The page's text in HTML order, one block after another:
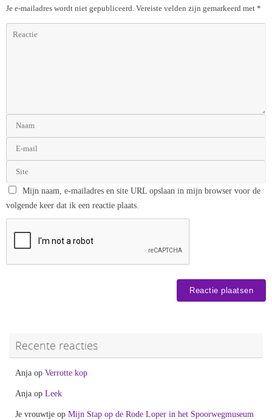
Je e-mailadres wordt niet gepubliceerd. Vereiste velden zijn gemarkeerd met *
Mijn naam, e-mailadres en site URL opslaan in mijn browser voor de
volgende keer dat ik een reactie plaats.
Recente reacties
Anja op Verrotte kop
Anja op Leek
Je vrouwtje op Mijn Stap op de Rode Loper in het Spoorwegmuseum